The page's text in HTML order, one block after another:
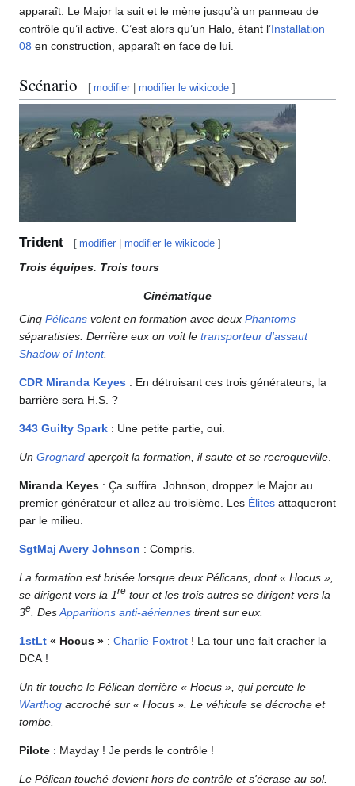
apparaît. Le Major la suit et le mène jusqu’à un panneau de
contrôle qu’il active. C’est alors qu’un Halo, étant l’Installation
08 en construction, apparaît en face de lui.
Scénario [ modifier |modifier le wikicode ]
Trident [ modifier |modifier le wikicode ]
Trois équipes. Trois tours
Cinématique
Cinq Pélicans volent en formation avec deux Phantoms
séparatistes. Derrière eux on voit le transporteur d'assaut
Shadow of Intent.
CDR Miranda Keyes : En détruisant ces trois générateurs, la
barrière sera H.S. ?
343 Guilty Spark : Une petite partie, oui.
Un Grognard aperçoit la formation, il saute et se recroqueville
Miranda Keyes : Ça suffira. Johnson, droppez le Major au
premier générateur et allez au troisième. Les Élites attaqueront
par le milieu.
SgtMaj Avery Johnson : Compris.
La formation est brisée lorsque deux Pélicans, dont « Hocus »,
se dirigent vers la 1re tour et les trois autres se dirigent vers la
3e . DesApparitions anti-aériennes tirent sur eux.
1stLt « Hocus » : Charlie Foxtrot ! La tour une fait cracher la
DCA !
Un tir touche le Pélican derrière « Hocus », qui percute le
Warthog accroché sur « Hocus ». Le véhicule se décroche et
tombe.
Pilote : Mayday ! Je perds le contrôle !
Le Pélican touché devient hors de contrôle et s'écrase au sol.